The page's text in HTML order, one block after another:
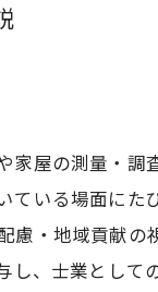
屋の測量・調
いる場面に
・地域貢献
、士業とし